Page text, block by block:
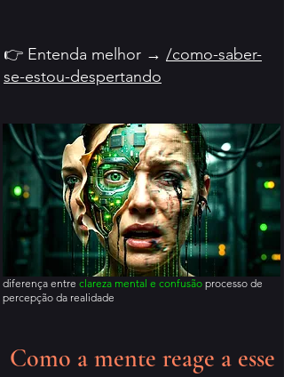
👉 Entenda melhor → /como-saber-
se-estou-despertando
diferença entre clareza mental e confusão processo de
percepção da realidade
Como a mente reage a esse